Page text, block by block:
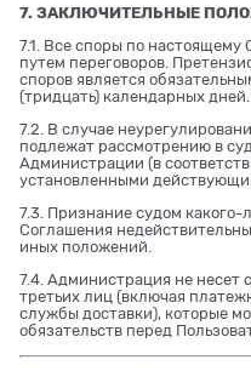
7. ЗАКЛЮЧИТЕЛЬНЫЕ
7.1. Все споры по
путем переговоров.
споров является
(тридцать) календарных дней.
7.2. В случае
подлежат рассмотрению в
Администрации (в
установленными
7.3. Признание судом
Соглашения
иных положений.
7.4. Администрация не несет
третьих лиц (включая
службы доставки), которые
обязательств перед